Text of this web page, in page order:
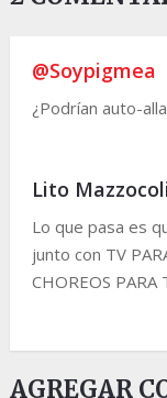
@Soypigmea
¿Podrían auto-
Lito
Lo que pasa es
junto con TV
CHOREOS PARA
AGREGAR